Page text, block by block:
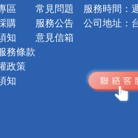
區
購
知
務條款
政策
知
常見問題
服務公告
意見信箱
服務時間：
公司地址：